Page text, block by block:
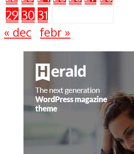
29 30 31
« dec febr »